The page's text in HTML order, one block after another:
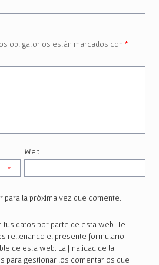
obligatorios están marcados con *
*
Web
la próxima vez que comente.
datos por parte de esta web. Te
rellenando el presente formulario
de esta web. La finalidad de la
para gestionar los comentarios que